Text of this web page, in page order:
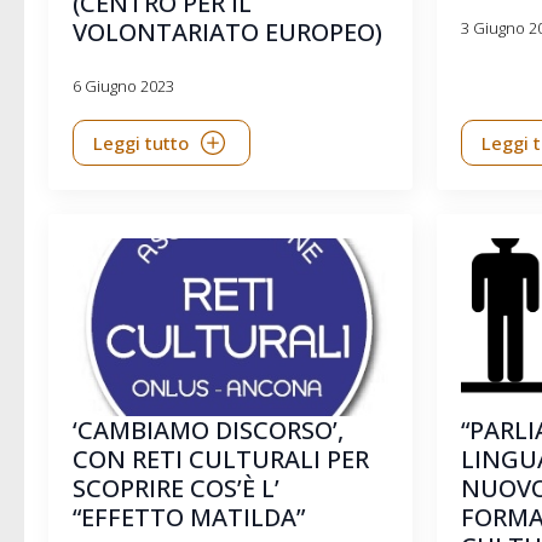
VOLONTARIATO EUROPEO)
6 Giugno 2023
Leggi tutto
3 Giugno
Leggi
‘CAMBIAMO DISCORSO’,
CON RETI CULTURALI PER
SCOPRIRE COS’È L’
“EFFETTO MATILDA”